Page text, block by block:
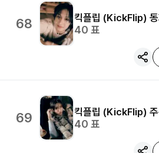
68 킥플립 (KickFlip)
40 표
69 킥플립 (KickFlip)
40 표